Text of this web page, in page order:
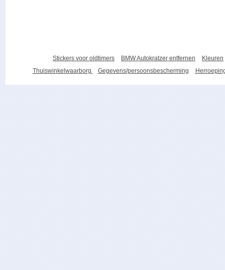
Stickers voor oldtimers BMW Autokratzer entfernen
Kleuren
Thuiswinkelwaarborg
Gegevens/persoonsbescherming